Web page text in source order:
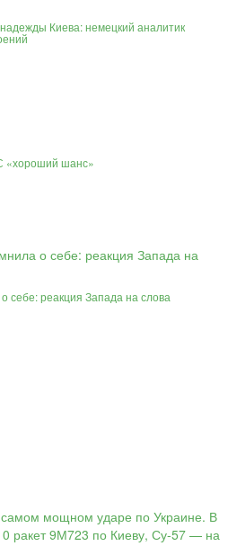
Киева: немецкий аналитик
шанс»
себе: реакция Запада на слова